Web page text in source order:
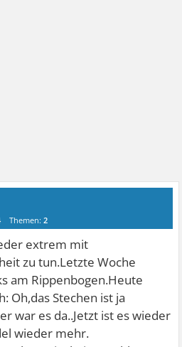
Themen:2
extrem mit
zu tun.Letzte Woche
am Rippenbogen.Heute
Oh,das Stechen ist ja
war es da..Jetzt ist es wieder
wieder mehr.